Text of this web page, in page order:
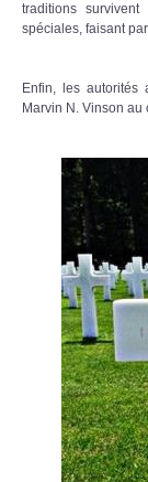
traditions survivent
spéciales, faisant
Enfin, les autorités
Marvin N. Vinson au